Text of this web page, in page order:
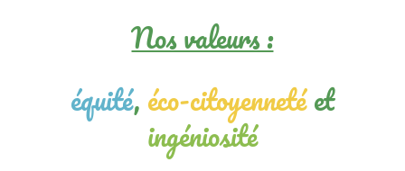
Nos valeurs :
équité,éco-citoyennetéet
ingéniosité